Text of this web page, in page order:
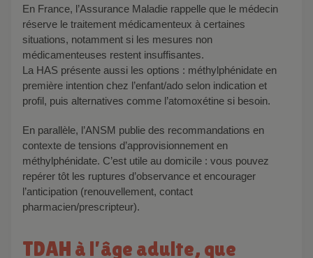
En France, l’Assurance Maladie rappelle que le médecin
réserve le traitement médicamenteux à certaines
situations, notamment si les mesures non
médicamenteuses restent insuffisantes.
La HAS présente aussi les options : méthylphénidate en
première intention chez l’enfant/ado selon indication et
profil, puis alternatives comme l’atomoxétine si besoin.
En parallèle, l’ANSM publie des recommandations en
contexte de tensions d’approvisionnement en
méthylphénidate. C’est utile au domicile : vous pouvez
repérer tôt les ruptures d’observance et encourager
l’anticipation (renouvellement, contact
pharmacien/prescripteur).
TDAH à l’âge adulte, que